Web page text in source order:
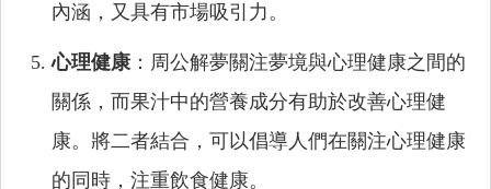
內涵，又具有市場吸引力。
心理健康：周公解夢關注夢境與心理健康之間的
關係，而果汁中的營養成分有助於改善心理健
康。將二者結合，可以倡導人們在關注心理健康
的同時，注重飲食健康。